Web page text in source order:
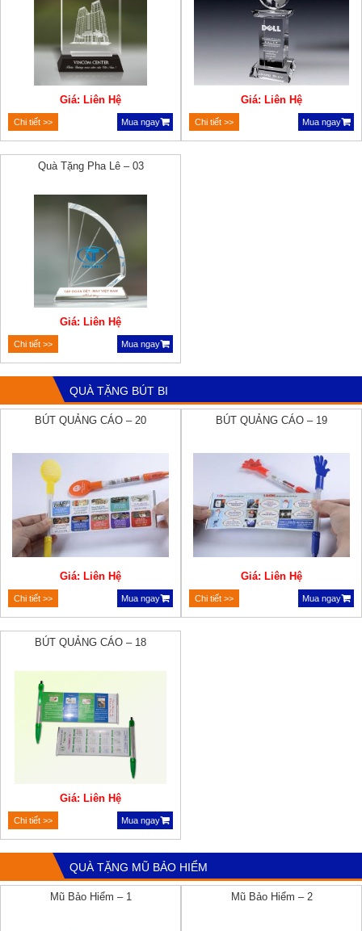
Giá: Liên Hệ
Chi tiết >> Mua ngay
Giá: Liên Hệ
Chi tiết >> Mua ngay
Quà Tặng Pha Lê – 03
Giá: Liên Hệ
Chi tiết >> Mua ngay
QUÀ TẶNG BÚT BI
BÚT QUẢNG CÁO – 20
Giá: Liên Hệ
Chi tiết >> Mua ngay
BÚT QUẢNG CÁO – 19
Giá: Liên Hệ
Chi tiết >> Mua ngay
BÚT QUẢNG CÁO – 18
Giá: Liên Hệ
Chi tiết >> Mua ngay
QUÀ TẶNG MŨ BẢO HIỂM
Mũ Bảo Hiểm – 1 Mũ Bảo Hiểm – 2